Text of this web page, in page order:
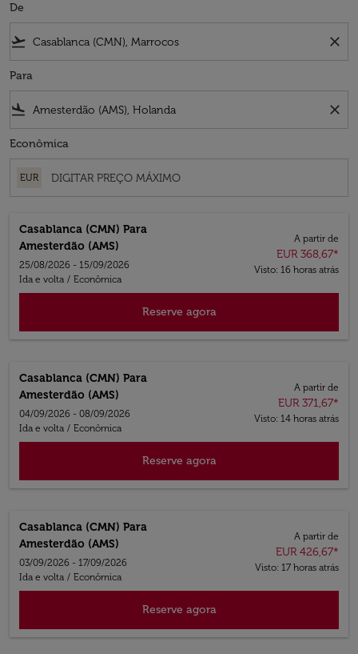
De
flight_takeoff close
Para
flight_land close
Econômica
EUR
Casablanca (CMN) Para
Amesterdão (AMS)
25/08/2026 - 15/09/2026
Ida e volta / Econômica
A partir de
EUR 368,67*
Visto: 16 horas atrás
Reserve agora
Casablanca (CMN) Para
Amesterdão (AMS)
04/09/2026 - 08/09/2026
Ida e volta / Econômica
A partir de
EUR 371,67*
Visto: 14 horas atrás
Reserve agora
Casablanca (CMN) Para
Amesterdão (AMS)
03/09/2026 - 17/09/2026
Ida e volta / Econômica
A partir de
EUR 426,67*
Visto: 17 horas atrás
Reserve agora